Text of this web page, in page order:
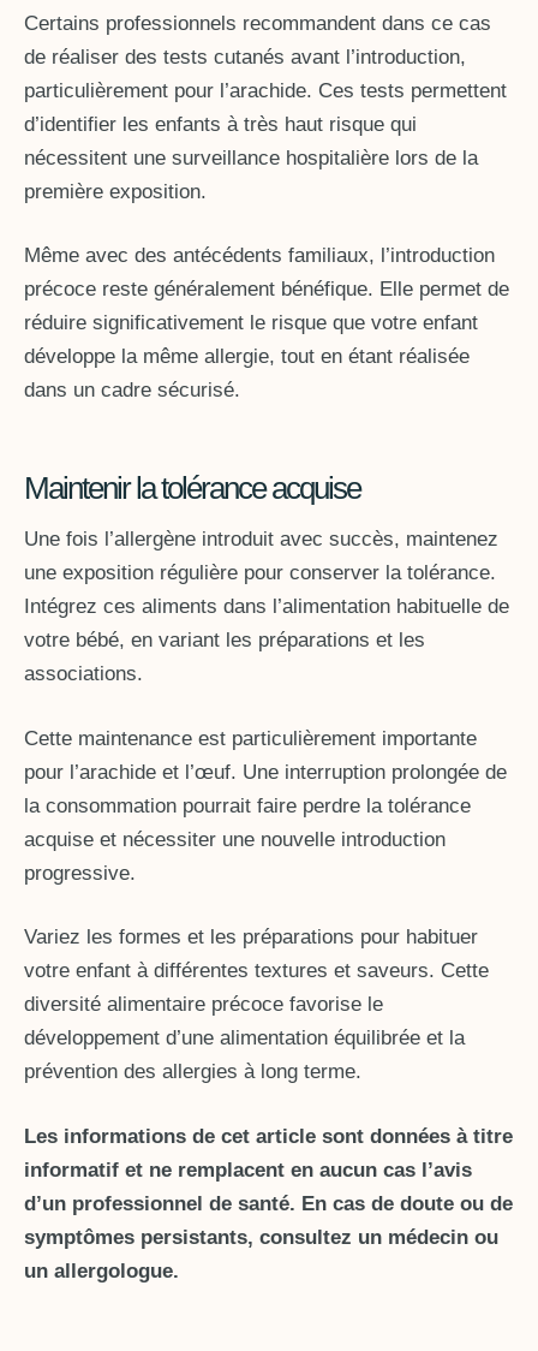
Certains professionnels recommandent dans ce cas
de réaliser des tests cutanés avant l’introduction,
particulièrement pour l’arachide. Ces tests permettent
d’identifier les enfants à très haut risque qui
nécessitent une surveillance hospitalière lors de la
première exposition.
Même avec des antécédents familiaux, l’introduction
précoce reste généralement bénéfique. Elle permet de
réduire significativement le risque que votre enfant
développe la même allergie, tout en étant réalisée
dans un cadre sécurisé.
Maintenir la tolérance acquise
Une fois l’allergène introduit avec succès, maintenez
une exposition régulière pour conserver la tolérance.
Intégrez ces aliments dans l’alimentation habituelle de
votre bébé, en variant les préparations et les
associations.
Cette maintenance est particulièrement importante
pour l’arachide et l’œuf. Une interruption prolongée de
la consommation pourrait faire perdre la tolérance
acquise et nécessiter une nouvelle introduction
progressive.
Variez les formes et les préparations pour habituer
votre enfant à différentes textures et saveurs. Cette
diversité alimentaire précoce favorise le
développement d’une alimentation équilibrée et la
prévention des allergies à long terme.
Les informations de cet article sont données à titre
informatif et ne remplacent en aucun cas l’avis
d’un professionnel de santé. En cas de doute ou de
symptômes persistants, consultez un médecin ou
un allergologue.